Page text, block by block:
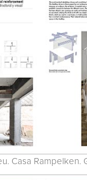
Casa Rampelken.